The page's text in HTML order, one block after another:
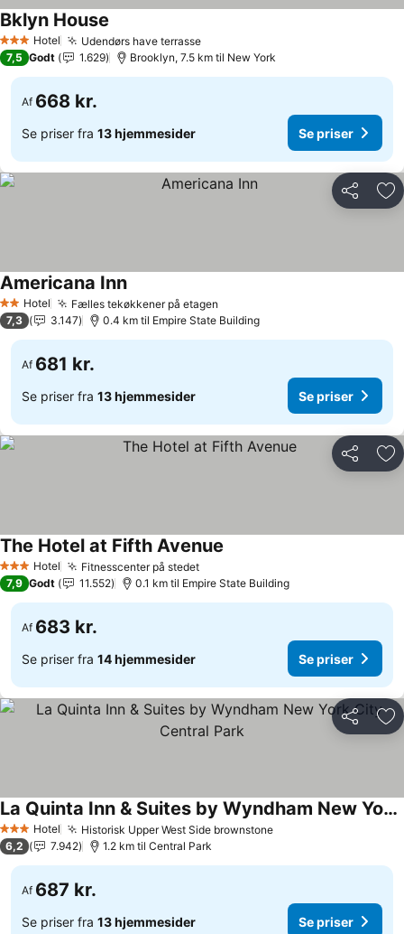
3 StjernerHotel Udendørs have terrasse
Bklyn House
7,5 Godt 1.629 Brooklyn, 7.5 km til New York
Af 668 kr.
Se priser fra 13 hjemmesider Se priser
Del
2 Stjerner
Hotel Fælles tekøkkener på etagen
Americana Inn
7,3 3.147 0.4 km til Empire State Building
Af 681 kr.
Se priser fra 13 hjemmesider Se priser
Del
3 StjernerHotel Fitnesscenter på stedet
The Hotel at Fifth Avenue
7,9 Godt 11.552 0.1 km til Empire State Building
Af 683 kr.
Se priser fra 14 hjemmesider Se priser
Del
3 StjernerHotel Historisk Upper West Side brownstone
La Quinta Inn & Suites by Wyndham New York City Central Park
6,2 7.942 1.2 km til Central Park
Af 687 kr.
Se priser fra 13 hjemmesider Se priser